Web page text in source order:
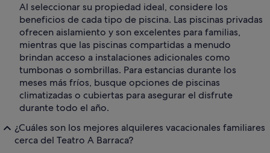
Al seleccionar su propiedad ideal, considere los
beneficios de cada tipo de piscina. Las piscinas privadas
ofrecen aislamiento y son excelentes para familias,
mientras que las piscinas compartidas a menudo
brindan acceso a instalaciones adicionales como
tumbonas o sombrillas. Para estancias durante los
meses más fríos, busque opciones de piscinas
climatizadas o cubiertas para asegurar el disfrute
durante todo el año.
¿Cuáles son los mejores alquileres vacacionales familiares
cerca del Teatro A Barraca?